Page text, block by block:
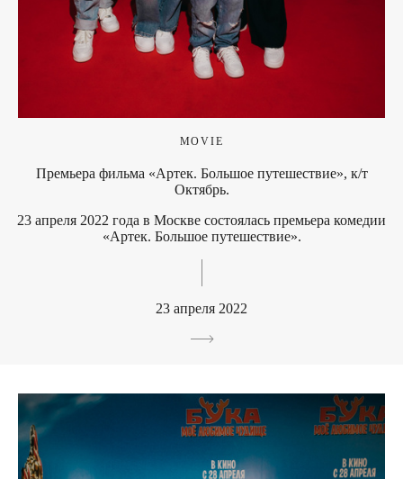
MOVIE
Премьера фильма «Артек. Большое путешествие», к/т
Октябрь.
23 апреля 2022 года в Москве состоялась премьера комедии
«Артек. Большое путешествие».
23 апреля 2022